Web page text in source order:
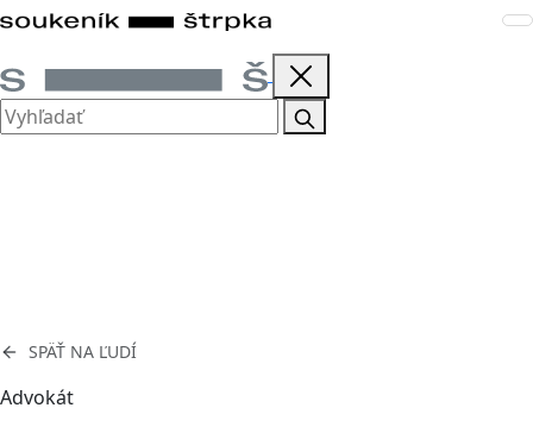
SPÄŤ NA ĽUDÍ
Advokát